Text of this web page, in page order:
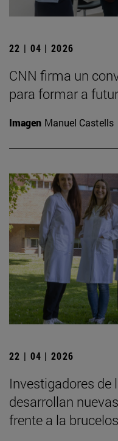
22 | 04 | 2026
CNN firma un
para formar a
Imagen Manuel Castells
22 | 04 | 2026
Investigadores de
desarrollan
frente a la